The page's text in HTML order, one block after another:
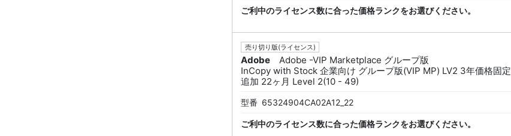
ご利中のライセンス数に合った価格ランクをお選びください。
売り切り版(ライセンス)
Adobe
Adobe -VIP Marketplace グループ版
InCopy with Stock 企業向け グループ版(VIP MP) LV2 3年価格固定
追加 22ヶ月 Level 2(10 - 49)
型番 65324904CA02A12_22
ご利中のライセンス数に合った価格ランクをお選びください。